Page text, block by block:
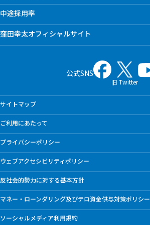
中途採用率
窪田幸太オフィシャルサイト
公式SNS
旧 Twitter
サイトマップ
ご利用にあたって
プライバシーポリシー
ウェブアクセシビリティポリシー
反社会的勢力に対する基本方針
マネー・ローンダリング及びテロ資金供与対策ポリシー
ソーシャルメディア利用規約